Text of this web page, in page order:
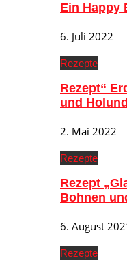
Ein Happy
6. Juli 2022
Rezepte
Rezept“
und
2. Mai 2022
Rezepte
Rezept
Bohnen
6. August
Rezepte